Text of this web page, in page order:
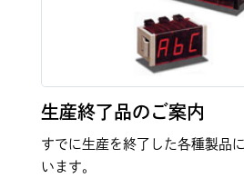
生産終了品のご案内
すでに生産を終了した各種製品
います。